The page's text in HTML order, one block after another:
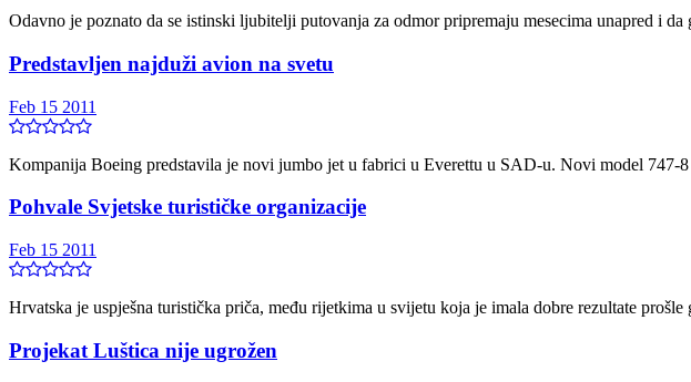
Odavno je poznato da se istinski ljubitelji putovanja za odmor pripremaju mesecima unapred i da
Predstavljen najduži avion na svetu
Feb 15 2011
Kompanija Boeing predstavila je novi jumbo jet u fabrici u Everettu u SAD-u. Novi model 747-8
Pohvale Svjetske turističke organizacije
Feb 15 2011
Hrvatska je uspješna turistička priča, među rijetkima u svijetu koja je imala dobre rezultate prošle
Projekat Luštica nije ugrožen